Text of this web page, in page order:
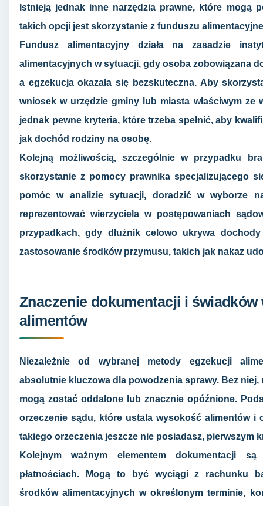
Istnieją jednak inne narzędzia prawne, które mogą
takich opcji jest skorzystanie z funduszu
Fundusz alimentacyjny działa na zasadzie
alimentacyjnych w sytuacji, gdy osoba zobowiązana
a egzekucja okazała się bezskuteczna. Aby
wniosek w urzędzie gminy lub miasta właściwym ze
jednak pewne kryteria, które trzeba spełnić, aby
jak dochód rodziny na osobę.
Kolejną możliwością, szczególnie w przypadku
skorzystanie z pomocy prawnika specjalizującego
pomóc w analizie sytuacji, doradzić w wyborze
reprezentować wierzyciela w postępowaniach
przypadkach, gdy dłużnik celowo ukrywa
zastosowanie środków przymusu, takich jak nakaz
Znaczenie dokumentacji i
alimentów
Niezależnie od wybranej metody egzekucji
absolutnie kluczowa dla powodzenia sprawy. Bez
mogą zostać oddalone lub znacznie opóźnione.
orzeczenie sądu, które ustala wysokość alimentów i
takiego orzeczenia jeszcze nie posiadasz, pierwszym
Kolejnym ważnym elementem dokumentacji
płatnościach. Mogą to być wyciągi z rachunku
środków alimentacyjnych w określonym terminie,